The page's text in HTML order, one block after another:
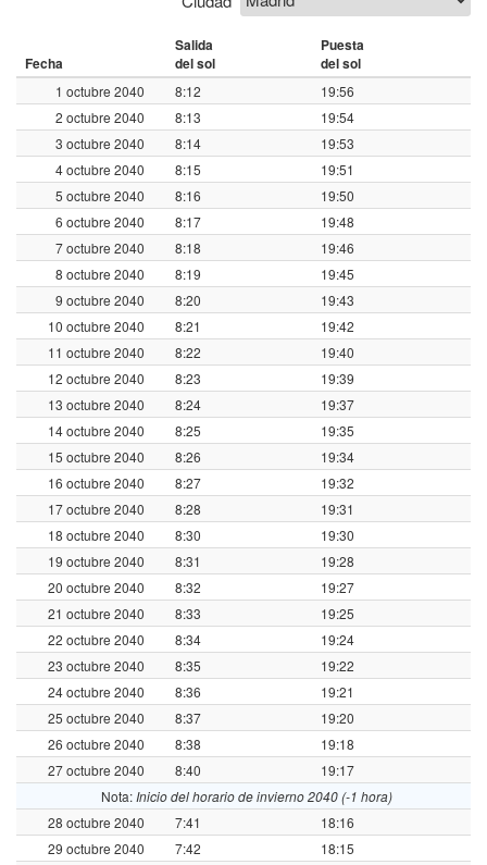
Fecha
Salida
del sol
Puesta
del sol
1 octubre 2040 8:12
19:56
2 octubre 2040
8:13
19:54
3 octubre 2040
8:14
19:53
4 octubre 2040
8:15
19:51
5 octubre 2040
8:16
19:50
6 octubre 2040
8:17
19:48
7 octubre 2040
8:18
19:46
8 octubre 2040
8:19
19:45
9 octubre 2040
8:20
19:43
10 octubre 2040
8:21
19:42
11 octubre 2040
8:22
19:40
12 octubre 2040
8:23
19:39
13 octubre 2040
8:24
19:37
14 octubre 2040
8:25
19:35
15 octubre 2040
8:26
19:34
16 octubre 2040
8:27
19:32
17 octubre 2040
8:28
19:31
18 octubre 2040
8:30
19:30
19 octubre 2040
8:31
19:28
20 octubre 2040
8:32
19:27
21 octubre 2040
8:33
19:25
22 octubre 2040
8:34
19:24
23 octubre 2040
8:35
19:22
24 octubre 2040
8:36
19:21
25 octubre 2040
8:37
19:20
26 octubre 2040
8:38
19:18
27 octubre 2040
8:40
19:17
Nota: Inicio del horario de invierno 2040 (-1 hora)
28 octubre 2040
7:41
18:16
29 octubre 2040
7:42
18:15